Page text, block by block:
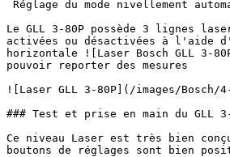
Le GLL 3-80P possède 3 lignes
activées ou désactivées à l'aide
horizontale ![Laser Bosch GLL 3-
pouvoir reporter des mesures
![Laser GLL 3-80P](/images/
### Test et prise en main du GLL
Ce niveau Laser est très bien
boutons de réglages sont bien